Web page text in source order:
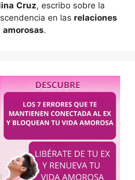
Cruz, escribo sobre la
en las relaciones
amorosas.